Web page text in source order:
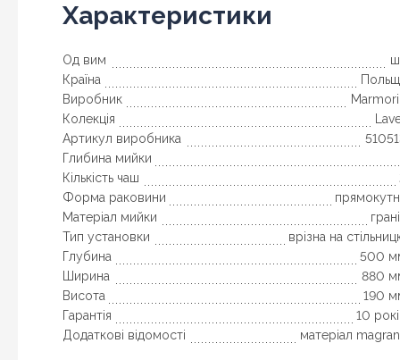
Характеристики
Од вим
Країна
Виробник
Колекція
Артикул виробника
Глибина мийки
Кількість чаш
Форма раковини
Матеріал мийки
Тип установки
врізна на
Глубина
500
Ширина
880
Висота
190
Гарантія
10
Додаткові відомості
матеріал